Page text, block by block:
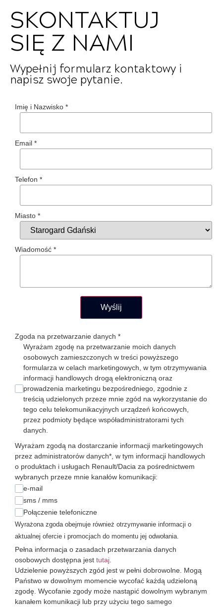
SKONTAKTUJ
SIĘ Z NAMI
Wypełnij formularz kontaktowy i
napisz swoje pytanie.
Imię i Nazwisko *
Email *
Telefon *
Miasto *
Wiadomość *
Wyślij
Zgoda na przetwarzanie danych *
Wyrażam zgodę na przetwarzanie moich danych
osobowych zamieszczonych w treści powyższego
formularza w celach marketingowych, w tym otrzymywania
informacji handlowych drogą elektroniczną oraz
prowadzenia marketingu bezpośredniego, zgodnie z
treścią udzielonych przeze mnie zgód na wykorzystanie do
tego celu telekomunikacyjnych urządzeń końcowych,
przez podmioty będące współadministratorami tych
danych.
Wyrażam zgodą na dostarczanie informacji marketingowych
przez administratorów danych*, w tym informacji handlowych
o produktach i usługach Renault/Dacia za pośrednictwem
wybranych przeze mnie kanałów komunikacji:
e-mail
sms / mms
Połączenie telefoniczne
Wyrażona zgoda obejmuje również otrzymywanie informacji o
aktualnej ofercie i promocjach do momentu jej odwołania.
Pełna informacja o zasadach przetwarzania danych
osobowych dostępna jest tutaj
Udzielenie powyższych zgód jest w pełni dobrowolne. Mogą
Państwo w dowolnym momencie wycofać każdą udzieloną
zgodę. Wycofanie zgody może nastąpić dowolnym wybranym
kanałem komunikacji lub przy użyciu tego samego